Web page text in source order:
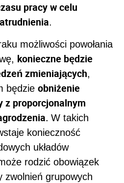
pracy w celu
.
możliwości powołania
konieczne będzie
zmieniających,
będzie obniżenie
z proporcjonalnym
W takich
konieczność
układów
rodzić obowiązek
zwolnień grupowych